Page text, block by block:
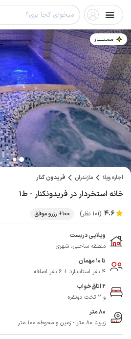
مـمـتــــــاز
اجاره ویلا مازندران فریدون کنار
خانه استخردار در فریدونکنار - ط۱
4.6 (101 نظر) 100+ رزرو موفق
ویلایی دربست
منطقه ساحلی، شهری
تا 10 مهمان
4 نفر استاندارد + 6 نفر اضافه
2 اتاق‌خواب
و 2 تخت دونفره
80 متر
زیربنا 80 متر - زمین و محوطه 100 متر